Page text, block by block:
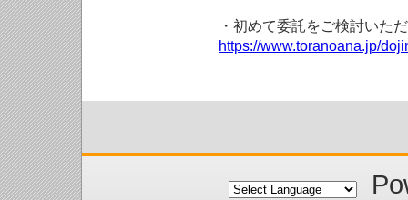
・初めて委託をご検討いた
https://www.toranoana.jp/